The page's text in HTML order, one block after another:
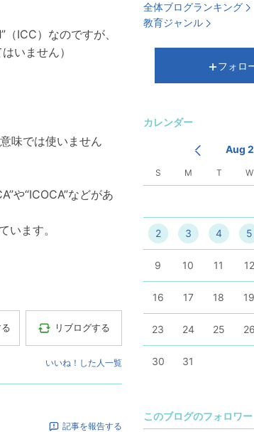
”（ICC）なのですが、
いません）
味では使いません
や“ICOCA”などがあ
います。
リブログする
いいね！した人一覧
記事を報告する
全体ブログランキング
教育ジャンル
フォロ
カレンダー
Aug
S M T W
2 3 4 5
9 10 11 12
16 17 18 19
23 24 25 26
30 31
このブログのフォロワー